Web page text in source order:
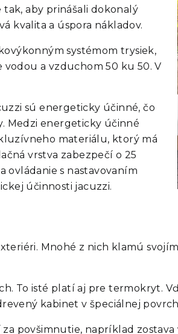
tak, aby prinášali dokonalý
kvalita a úspora nákladov.
systémom trysiek,
vodou a vzduchom 50 ku 50. V
sú energeticky účinné, čo
Medzi energeticky účinné
materiálu, ktorý má
vrstva zabezpečí o 25
ovládanie s nastavovaním
účinnosti jacuzzi.
Mnohé z nich klamú
To isté platí aj pre termokryt.
kabinet v špeciálnej
povšimnutie, napríklad